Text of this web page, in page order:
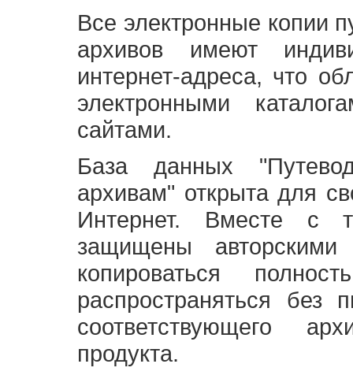
Все электронные копии
архивов имеют
интернет-адреса, что
электронными
сайтами.
База данных
архивам" открыта для
Интернет. Вместе с
защищены
копироваться
распространяться без
соответствующего
продукта.